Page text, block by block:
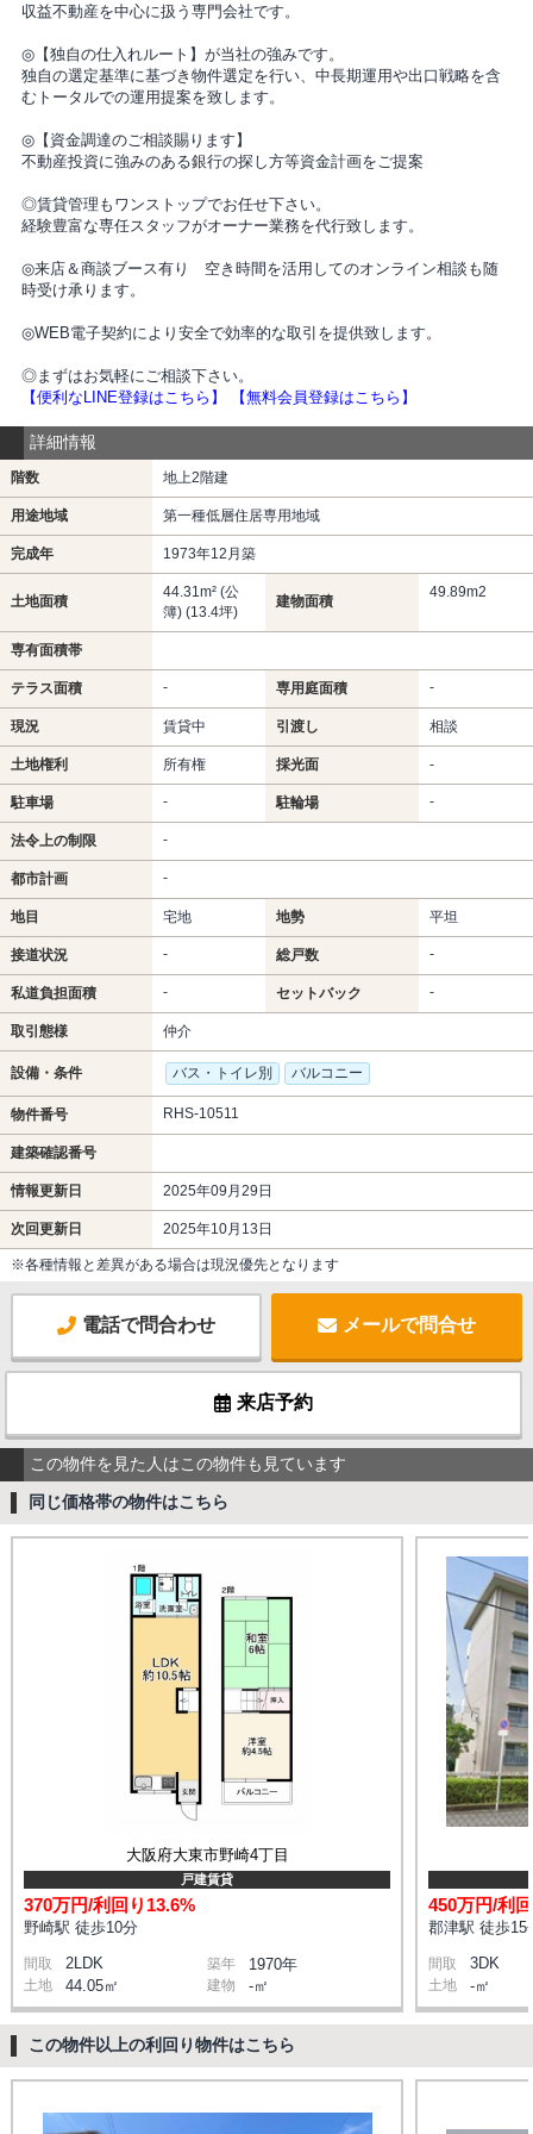
収益不動産を中心に扱う専門会社です。
◎【独自の仕入れルート】が当社の強みです。
独自の選定基準に基づき物件選定を行い、中長期運用や出口戦略を含
むトータルでの運用提案を致します。
◎【資金調達のご相談賜ります】
不動産投資に強みのある銀行の探し方等資金計画をご提案
◎賃貸管理もワンストップでお任せ下さい。
経験豊富な専任スタッフがオーナー業務を代行致します。
◎来店＆商談ブース有り 空き時間を活用してのオンライン相談も随
時受け承ります。
◎WEB電子契約により安全で効率的な取引を提供致します。
◎まずはお気軽にご相談下さい。
【便利なLINE登録はこちら】
【無料会員登録はこちら】
詳細情報
階数 地上2階建
用途地域 第一種低層住居専用地域
完成年 1973年12月築
土地面積
44.31m² (公
簿) (13.4坪)
建物面積
49.89m2
専有面積帯
テラス面積 - 専用庭面積 -
現況 賃貸中 引渡し 相談
土地権利 所有権 採光面 -
駐車場 - 駐輪場 -
法令上の制限 -
都市計画 -
地目 宅地 地勢 平坦
接道状況 - 総戸数 -
私道負担面積 - セットバック -
取引態様 仲介
設備・条件 バス・トイレ別 バルコニー
物件番号 RHS-10511
建築確認番号
情報更新日 2025年09月29日
次回更新日 2025年10月13日
※各種情報と差異がある場合は現況優先となります
電話で問合わせ メールで問合せ
来店予約
この物件を見た人はこの物件も見ています
同じ価格帯の物件はこちら
大阪府大東市野崎4丁目
戸建賃貸
370万円/利回り13.6%
野崎駅 徒歩10分
間取 2LDK 築年 1970年
土地 44.05㎡ 建物 -㎡
450万円/利
郡津駅 徒歩15
間取 3DK
土地 -㎡
この物件以上の利回り物件はこちら